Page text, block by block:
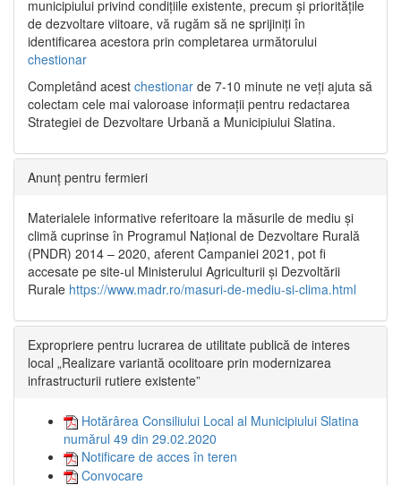
municipiului privind condițiile existente, precum și prioritățile
de dezvoltare viitoare, vă rugăm să ne sprijiniți în
identificarea acestora prin completarea următorului
chestionar
Completând acest chestionar de 7-10 minute ne veți ajuta să
colectam cele mai valoroase informații pentru redactarea
Strategiei de Dezvoltare Urbană a Municipiului Slatina.
Anunț pentru fermieri
Materialele informative referitoare la măsurile de mediu și
climă cuprinse în Programul Național de Dezvoltare Rurală
(PNDR) 2014 – 2020, aferent Campaniei 2021, pot fi
accesate pe site-ul Ministerului Agriculturii și Dezvoltării
Rurale https://www.madr.ro/masuri-de-mediu-si-clima.html
Expropriere pentru lucrarea de utilitate publică de interes
local „Realizare variantă ocolitoare prin modernizarea
infrastructurii rutiere existente”
Hotărârea Consiliului Local al Municipiului Slatina
numărul 49 din 29.02.2020
Notificare de acces în teren
Convocare